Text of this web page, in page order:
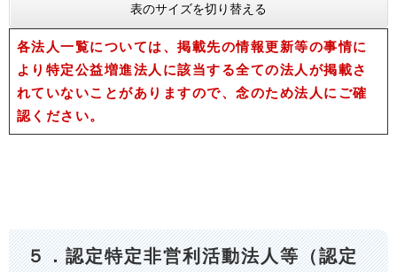
表のサイズを切り替える
各法人一覧については、掲載先の情報更新等の事情に
より特定公益増進法人に該当する全ての法人が掲載さ
れていないことがありますので、念のため法人にご確
認ください。
５．認定特定非営利活動法人等（認定